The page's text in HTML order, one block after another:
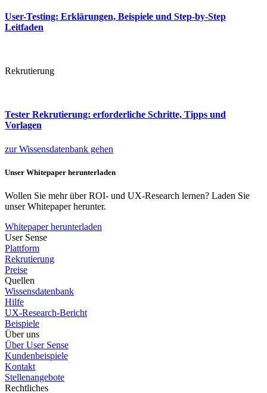
User-Testing: Erklärungen, Beispiele und Step-by-Step
Leitfaden
Rekrutierung
Tester Rekrutierung: erforderliche Schritte, Tipps und
Vorlagen
zur Wissensdatenbank gehen
Unser Whitepaper herunterladen
Wollen Sie mehr über ROI- und UX-Research lernen? Laden Sie
unser Whitepaper herunter.
Whitepaper herunterladen
User Sense
Plattform
Rekrutierung
Preise
Quellen
Wissensdatenbank
Hilfe
UX-Research-Bericht
Beispiele
Über uns
Über User Sense
Kundenbeispiele
Kontakt
Stellenangebote
Rechtliches